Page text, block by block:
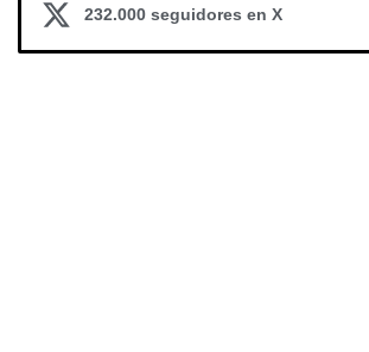
232.000 seguidores en X